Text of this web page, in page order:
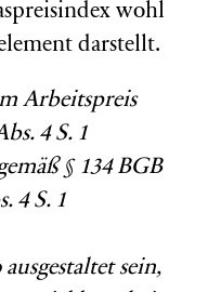
wohl
darstellt.
Arbeitspreis
4 S. 1
§ 134 BGB
4 S. 1
sein,